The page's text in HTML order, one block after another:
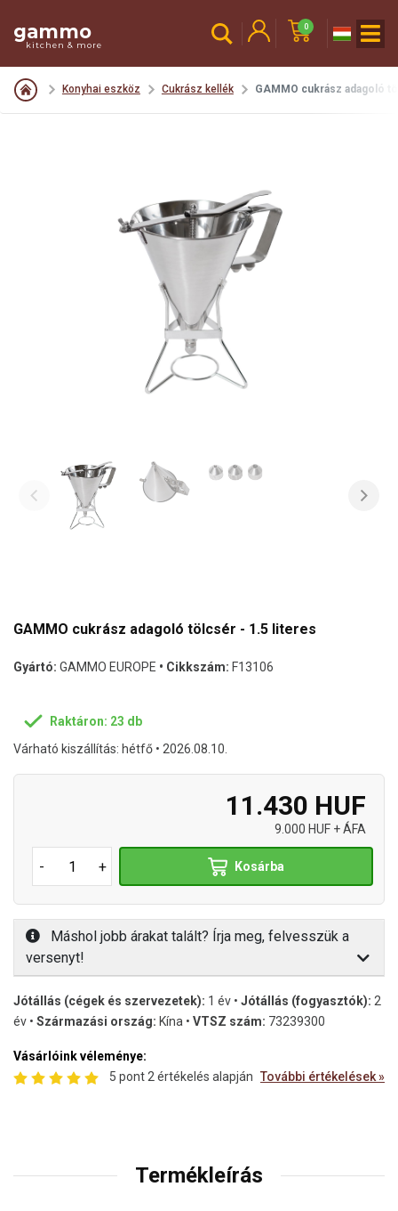
gammo
kitchen & more
0
Konyhai eszköz Cukrász kellék GAMMO cukrász adagoló
GAMMO cukrász adagoló tölcsér - 1.5 literes
Gyártó: GAMMO EUROPE • Cikkszám: F13106
Raktáron: 23 db
Várható kiszállítás: hétfő • 2026.08.10.
11.430 HUF
9.000 HUF + ÁFA
- + Kosárba
Máshol jobb árakat talált? Írja meg, felvesszük a
versenyt!
Jótállás (cégek és szervezetek): 1 év • Jótállás (fogyasztók): 2
év • Származási ország: Kína • VTSZ szám: 73239300
Vásárlóink véleménye:
5 pont 2 értékelés alapján További értékelések »
Termékleírás